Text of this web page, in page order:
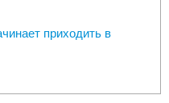
приходить в